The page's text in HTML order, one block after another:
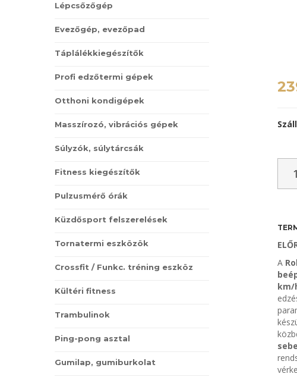
Lépcsőzőgép
Evezőgép, evezőpad
Táplálékkiegészítők
Profi edzőtermi gépek
Otthoni kondigépek
Masszírozó, vibrációs gépek
Súlyzók, súlytárcsák
Fitness kiegészítők
Pulzusmérő órák
Küzdősport felszerelések
Tornatermi eszközök
Crossfit / Funkc. tréning eszköz
Kültéri fitness
Trambulinok
Ping-pong asztal
Gumilap, gumiburkolat
A
km/